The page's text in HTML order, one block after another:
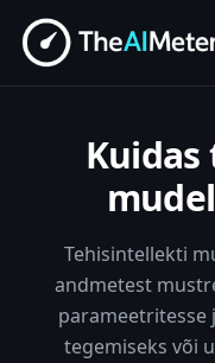
Tehisintellekti
andmetest
parameetritesse
tegemiseks või